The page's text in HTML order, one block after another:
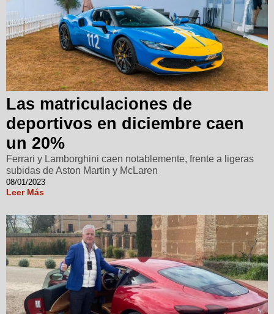
Las matriculaciones de
deportivos en diciembre caen
un 20%
Ferrari y Lamborghini caen notablemente, frente a ligeras
subidas de Aston Martin y McLaren
08/01/2023
Leer Más